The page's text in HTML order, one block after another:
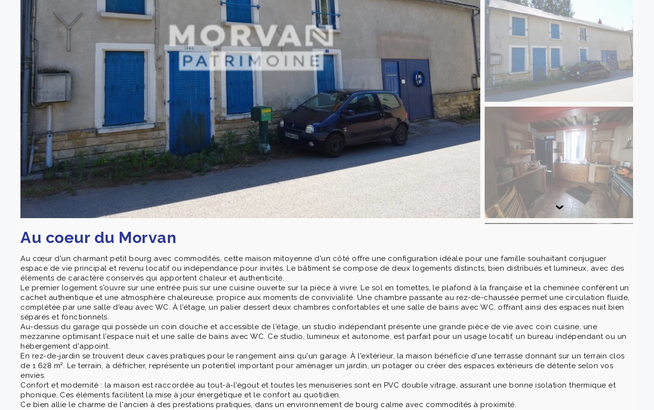
Au coeur du Morvan
Au cœur d'un charmant petit bourg avec commodités, cette maison mitoyenne d'un côté offre une configuration idéale pour une famille souhaitant conjuguer
espace de vie principal et revenu locatif ou indépendance pour invités. Le bâtiment se compose de deux logements distincts, bien distribués et lumineux, avec des
éléments de caractère conservés qui apportent chaleur et authenticité.
Le premier logement s'ouvre sur une entrée puis sur une cuisine ouverte sur la pièce à vivre. Le sol en tomettes, le plafond à la française et la cheminée confèrent un
cachet authentique et une atmosphère chaleureuse, propice aux moments de convivialité. Une chambre passante au rez-de-chaussée permet une circulation fluide,
complétée par une salle d'eau avec WC. À l'étage, un palier dessert deux chambres confortables et une salle de bains avec WC, offrant ainsi des espaces nuit bien
séparés et fonctionnels.
Au-dessus du garage qui possède un coin douche et accessible de l'étage, un studio indépendant présente une grande pièce de vie avec coin cuisine, une
mezzanine optimisant l'espace nuit et une salle de bains avec WC. Ce studio, lumineux et autonome, est parfait pour un usage locatif, un bureau indépendant ou un
hébergement d'appoint.
En rez-de-jardin se trouvent deux caves pratiques pour le rangement ainsi qu'un garage. À l'extérieur, la maison bénéficie d'une terrasse donnant sur un terrain clos
de 1 628 m². Le terrain, à défricher, représente un potentiel important pour aménager un jardin, un potager ou créer des espaces extérieurs de détente selon vos
envies.
Confort et modernité : la maison est raccordée au tout-à-l'égout et toutes les menuiseries sont en PVC double vitrage, assurant une bonne isolation thermique et
phonique. Ces éléments facilitent la mise à jour énergétique et le confort au quotidien.
Ce bien allie le charme de l'ancien à des prestations pratiques, dans un environnement de bourg calme avec commodités à proximité.